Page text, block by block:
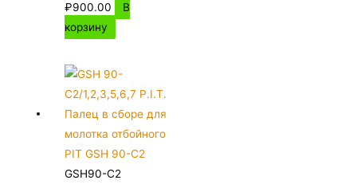
₽900.00
В
корзину
GSH90-C2